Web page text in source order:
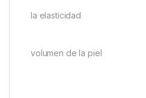
la elasticidad
volumen de la piel